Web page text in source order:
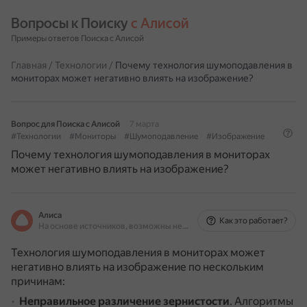
Вопросы к Поиску с Алисой
Примеры ответов Поиска с Алисой
Главная / Технологии / Почему технология шумоподавления в
мониторах может негативно влиять на изображение?
Вопрос для Поиска с Алисой
7 марта
#Технологии
#Мониторы #Шумоподавление #Изображение
Почему технология шумоподавления в мониторах
может негативно влиять на изображение?
Алиса
На основе источников, возможны неточности
Как это работает?
Технология шумоподавления в мониторах может
негативно влиять на изображение по нескольким
причинам:
Неправильное различение зернистости. Алгоритмы